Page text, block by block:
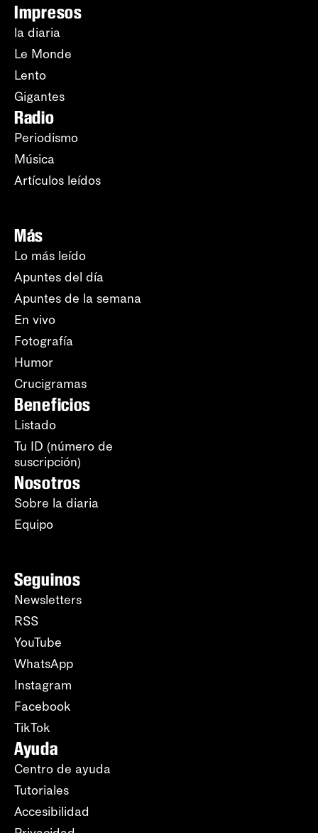
Impresos
la diaria
Le Monde
Lento
Gigantes
Radio
Periodismo
Música
Artículos leídos
Más
Lo más leído
Apuntes del día
Apuntes de la semana
En vivo
Fotografía
Humor
Crucigramas
Beneficios
Listado
Tu ID (número de
suscripción)
Nosotros
Sobre la diaria
Equipo
Seguinos
Newsletters
RSS
YouTube
WhatsApp
Instagram
Facebook
TikTok
Ayuda
Centro de ayuda
Tutoriales
Accesibilidad